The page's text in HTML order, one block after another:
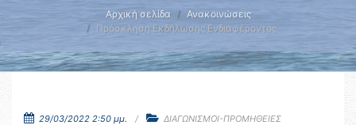
Αρχική σελίδα
Ανακοινώσεις
Πρόσκληση Εκδήλωσης Ενδιαφέροντος
29/03/2022 2:50 μμ. ΔΙΑΓΩΝΙΣΜΟΙ-ΠΡΟΜΗΘΕΙΕΣ